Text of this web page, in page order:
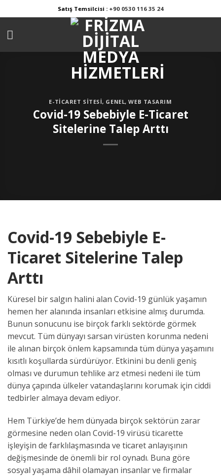
to
content
Satış Temsilcisi : +90 0530 116 35 24
E-TICARET SITESI, GENEL,WEB TASARIM
Covid-19 Sebebiyle E-Ticaret
Sitelerine Talep Arttı
Covid-19 Sebebiyle E-
Ticaret Sitelerine Talep
Arttı
Küresel bir salgın halini alan Covid-19 günlük yaşamın
hemen her alanında insanları etkisine almış durumda.
Bunun sonucunu ise birçok farklı sektörde görmek
mevcut. Tüm dünyayı sarsan virüsten korunma nedeni
ile alınan birçok önlem kapsamında tüm dünya yaşamını
kısıtlı koşullarda sürdürüyor. Etkinini bu denli geniş
olması ve durumun tehlike arz etmesi nedeni ile tüm
dünya çapında ülkeler vatandaşlarını korumak için ciddi
tedbirler almaya devam ediyor.
Hem Türkiye’de hem dünyada birçok sektörün zarar
görmesine neden olan Covid-19 virüsü ticarette
işleyişin de farklılaşmasında ve ticaret anlayışının
değişmesinde de önemli bir rol oynadı. Buna göre
sosyal yaşama dâhil olamayan insanlar ve firmalar